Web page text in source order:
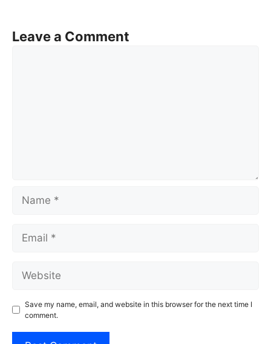
Leave a Comment
Save my name, email, and website in this browser for the next time I
comment.